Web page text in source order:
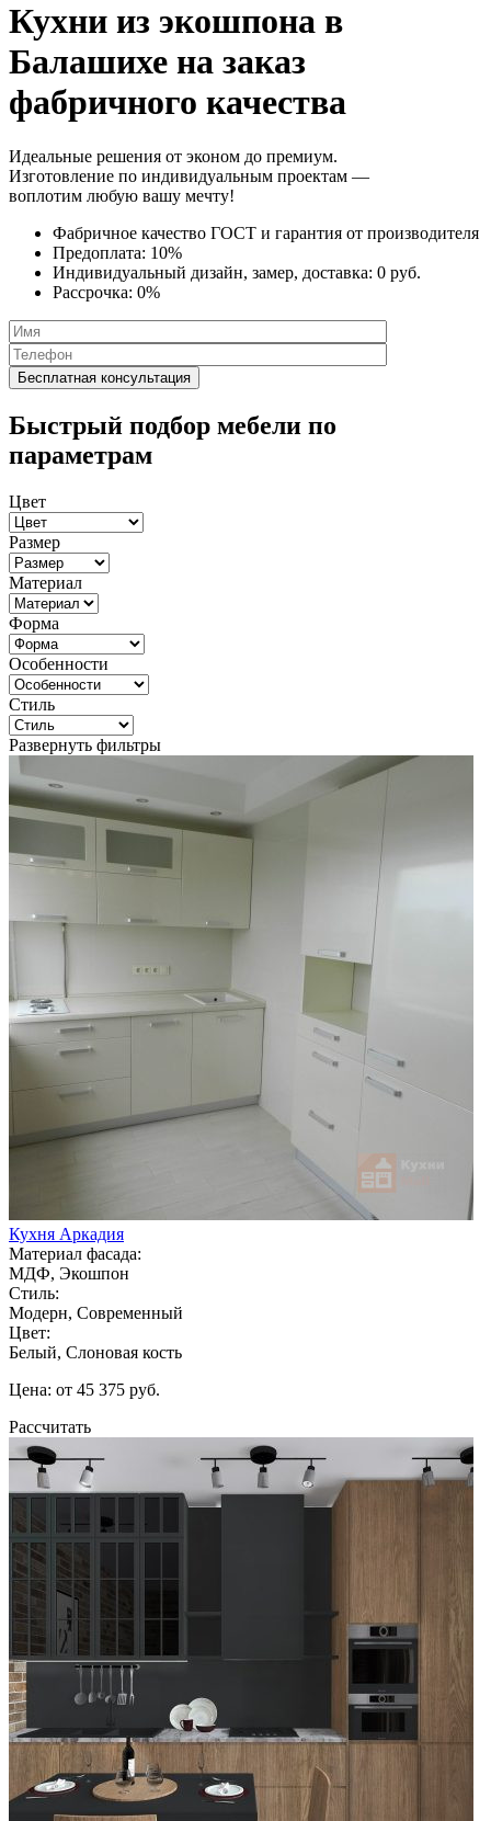
Кухни из экошпона в
Балашихе на заказ
фабричного качества
Идеальные решения от эконом до премиум.
Изготовление по индивидуальным проектам —
воплотим любую вашу мечту!
Фабричное качество ГОСТ и гарантия от производителя
Предоплата: 10%
Индивидуальный дизайн, замер, доставка: 0 руб.
Рассрочка: 0%
Быстрый подбор мебели по
параметрам
Цвет
Размер
Материал
Форма
Особенности
Стиль
Развернуть фильтры
Кухня Аркадия
Материал фасада:
МДФ, Экошпон
Стиль:
Модерн, Современный
Цвет:
Белый, Слоновая кость
Цена: от 45 375 руб.
Рассчитать